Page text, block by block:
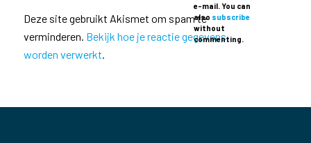
e-mail. You can
also subscribe
without
commenting.
Deze site gebruikt Akismet om spam te
verminderen. Bekijk hoe je reactie gegevens
worden verwerkt